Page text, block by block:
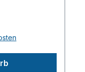
Str. 16,